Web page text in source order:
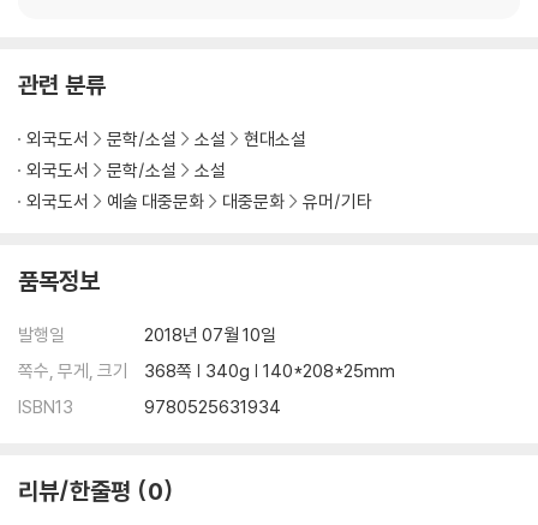
ne from her alienation from this world, Moshfegh shows us ho
w reasonable, even necessary, alienation can be. Both tender
and blackly funny, merciless and compassionate, it is a showc
ase for the gifts of one of our major writers working at the hei
ght of her powers.
The Washington Post, Time, NPR, Amazon,Vice, Bustle, Th
e New York Times, The Guardian, Kirkus Reviews, Entertai
nment Weekly, The AV Club, & Audible
관련 분류
외국도서 문학/소설 소설
현대소설
외국도서
문학/소설
소설
외국도서
예술 대중문화 대중문화 유머/기타
품목정보
발행일
2018년 07월 10일
쪽수, 무게, 크기
368쪽 | 340g | 140*208*25mm
ISBN13
9780525631934
리뷰/한줄평 0